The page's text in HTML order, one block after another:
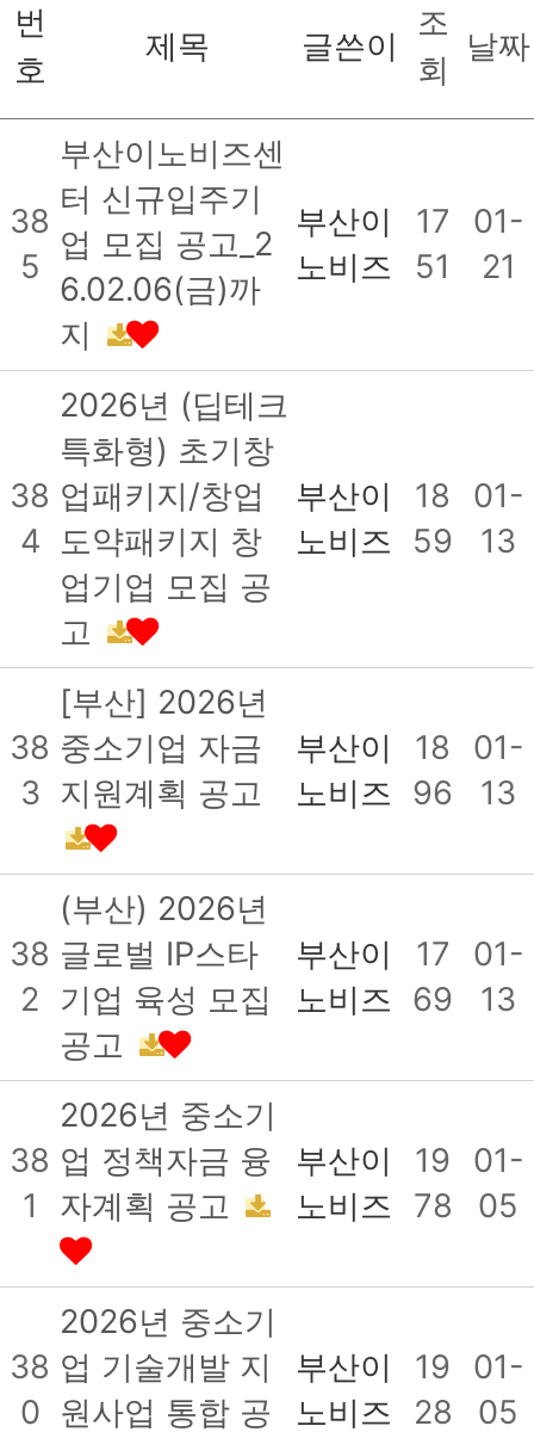
번
호
제목 글쓴이
조
회
날짜
38
5
부산이노비즈센
터 신규입주기
업 모집 공고_2
6.02.06(금)까
지
부산이
노비즈
17
51
01-
21
38
4
2026년 (딥테크
특화형) 초기창
업패키지/창업
도약패키지 창
업기업 모집 공
고
부산이
노비즈
18
59
01-
13
38
3
[부산] 2026년
중소기업 자금
지원계획 공고
부산이
노비즈
18
96
01-
13
38
2
(부산) 2026년
글로벌 IP스타
기업 육성 모집
공고
부산이
노비즈
17
69
01-
13
38
1
2026년 중소기
업 정책자금 융
자계획 공고
부산이
노비즈
19
78
01-
05
38
0
2026년 중소기
업 기술개발 지
원사업 통합 공
부산이
노비즈
19
28
01-
05